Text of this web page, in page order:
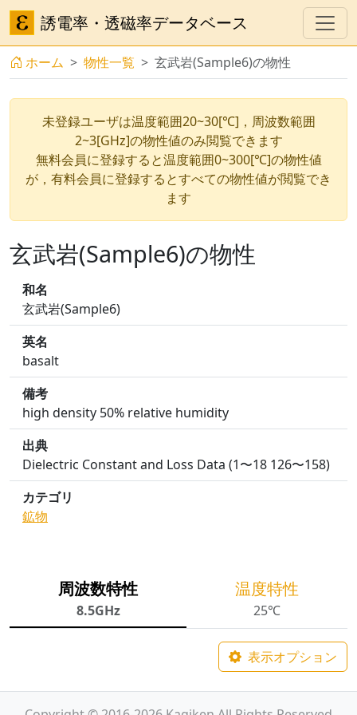
誘電率・透磁率データベース
ホーム 物性一覧 玄武岩(Sample6)の物性
未登録ユーザは温度範囲20~30[℃]，周波数範囲
2~3[GHz]の物性値のみ閲覧できます
無料会員に登録すると温度範囲0~300[℃]の物性値
が，有料会員に登録するとすべての物性値が閲覧でき
ます
玄武岩(Sample6)の物性
和名
玄武岩(Sample6)
英名
basalt
備考
high density 50% relative humidity
出典
Dielectric Constant and Loss Data (1〜18 126〜158)
カテゴリ
鉱物
周波数特性
8.5GHz
温度特性
25℃
表示オプション